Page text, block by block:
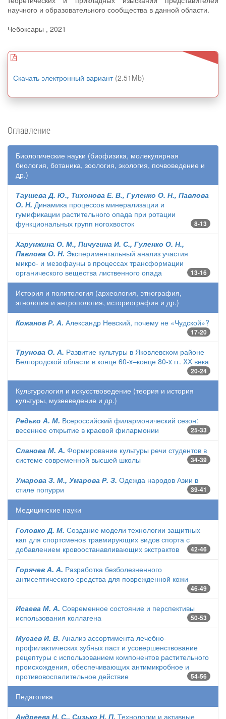
научного и образовательного сообщества в данной области.
Чебоксары , 2021
Скачать электронный вариант (2.51Mb)
Оглавление
Биологические науки (биофизика, молекулярная
биология, ботаника, зоология, экология, почвоведение и
др.)
Таушева Д. Ю., Тихонова Е. В., Гуленко О. Н., Павлова
О. Н. Динамика процессов минерализации и
гумификации растительного опада при ротации
функциональных групп ногохвосток
8-13
Харунжина О. М., Пичугина И. С., Гуленко О. Н.,
Павлова О. Н. Экспериментальный анализ участия
микро- и мезофауны в процессах трансформации
органического вещества лиственного опада
13-16
История и политология (археология, этнография,
этнология и антропология, историография и др.)
Кожанов Р. А. Александр Невский, почему не «Чудской»?
17-20
Трунова О. А. Развитие культуры в Яковлевском районе
Белгородской области в конце 60-x–конце 80-x гг. XX века
20-24
Культурология и искусствоведение (теория и история
культуры, музееведение и др.)
Редько А. М. Всероссийский филармонический сезон:
весеннее открытие в краевой филармонии
25-33
Сланова М. А. Формирование культуры речи студентов в
системе современной высшей школы
34-39
Умарова З. М., Умарова Р. З. Одежда народов Азии в
стиле попурри
39-41
Медицинские науки
Головко Д. М. Создание модели технологии защитных
кап для спортсменов травмирующих видов спорта с
добавлением кровоостанавливающих экстрактов
42-46
Горячев А. А. Разработка безболезненного
антисептического средства для поврежденной кожи
46-49
Исаева М. А. Современное состояние и перспективы
использования коллагена
50-53
Мусаев И. В. Анализ ассортимента лечебно-
профилактических зубных паст и усовершенствование
рецептуры с использованием компонентов растительного
происхождения, обеспечивающих антимикробное и
противовоспалительное действие
54-56
Педагогика
Андреева Н. С., Сизько Н. П. Технологии и активные